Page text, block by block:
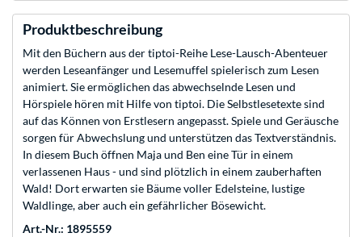
Produktbeschreibung
Mit den Büchern aus der tiptoi-Reihe Lese-Lausch-Abenteuer
werden Leseanfänger und Lesemuffel spielerisch zum Lesen
animiert. Sie ermöglichen das abwechselnde Lesen und
Hörspiele hören mit Hilfe von tiptoi. Die Selbstlesetexte sind
auf das Können von Erstlesern angepasst. Spiele und Geräusche
sorgen für Abwechslung und unterstützen das Textverständnis.
In diesem Buch öffnen Maja und Ben eine Tür in einem
verlassenen Haus - und sind plötzlich in einem zauberhaften
Wald! Dort erwarten sie Bäume voller Edelsteine, lustige
Waldlinge, aber auch ein gefährlicher Bösewicht.
Art.-Nr.: 1895559